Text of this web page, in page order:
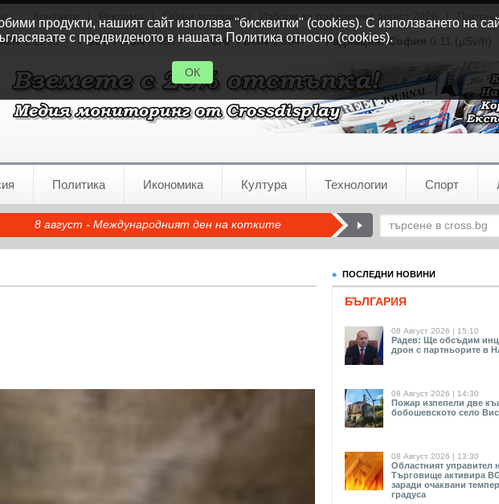
Общи условия Избори за парламент април 2026
1.1535 GBP / BGN0.8577 CHF / BGN0.9347 Радиация:София 0.11 (µSv/h)
Политика Икономика Култура Технологии Спорт
8 август - Международният ден на котките
ПОСЛЕДНИ НОВИНИ
БЪЛГАРИЯ
08 Август 2026 | 15:10
Радев: Ще обсъдим
дрон с партньорите в
08 Август 2026 | 14:30
Пожар изпепели две
бобошевското село
08 Август 2026 | 13:30
Областният управител
Търговище активира
заради очаквани
градуса
продукти, нашият сайт използва "бисквитки" (cookies). С използването на
с предвиденото в нашата Политика относно (cookies).
ОК